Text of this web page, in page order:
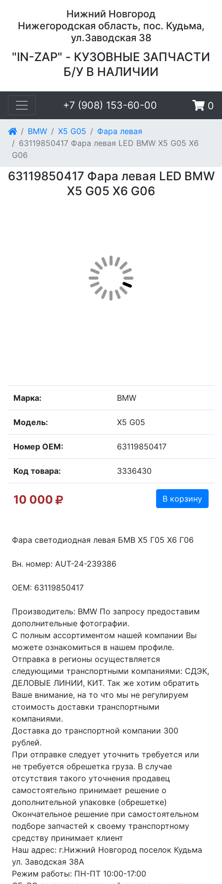
Нижний Новгород
Нижегородская область, пос. Кудьма,
ул.Заводская 38
"IN-ZAP" - КУЗОВНЫЕ ЗАПЧАСТИ
Б/У В НАЛИЧИИ
+7 (908) 153-60-00 0
BMW X5 G05
Фара левая
63119850417 Фара левая LED BMW X5 G05 X6
G06
63119850417 Фара левая LED BMW
X5 G05 X6 G06
Марка: BMW
Модель: X5 G05
Номер OEM: 63119850417
Код товара: 3336430
10 000 В корзину
Фара светодиодная левая БМВ Х5 Г05 Х6 Г06
Вн. номер: AUT-24-239386
OEM: 63119850417
Производитель: BMW По запросу предоставим
дополнительные фотографии.
С полным ассортиментом нашей компании Вы
можете ознакомиться в нашем профиле.
Отправка в регионы осуществляется
следующими транспортными компаниями: СДЭК,
ДЕЛОВЫЕ ЛИНИИ, КИТ. Так же хотим обратить
Ваше внимание, на то что мы не регулируем
стоимость доставки транспортными
компаниями.
Доставка до транспортной компании 300
рублей.
При отправке следует уточнить требуется или
не требуется обрешетка груза. В случае
отсутствия такого уточнения продавец
самостоятельно принимает решение о
дополнительной упаковке (обрешетке)
Окончательное решение при самостоятельном
подборе запчастей к своему транспортному
средству принимает клиент
Наш адрес: г.Нижний Новгород поселок Кудьма
ул. Заводская 38А
Режим работы: ПН-ПТ 10:00-17:00